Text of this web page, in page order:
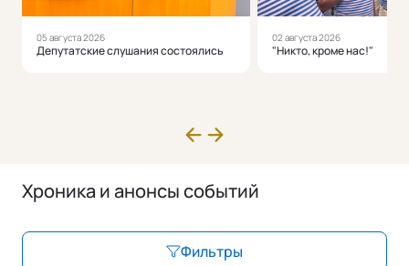
05 августа 2026
Депутатские слушания состоялись
02 августа 2026
"Никто, кроме нас!"
Хроника и анонсы событий
Фильтры